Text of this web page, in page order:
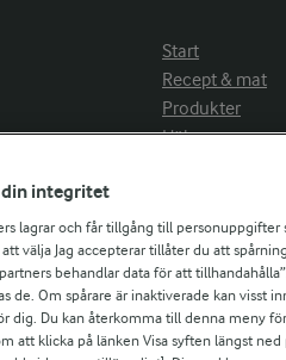
Start
Recept & mat
Produkter
Hälsa
Aktuellt
Om Arla
Nyheter & press
Jobb & karriär
Kontakta oss
integritet
lagrar och får tillgång till
välja Jag accepterar tillåter du att
behandlar data för att
de. Om spårare är inaktiverade kan visst
dig. Du kan återkomma till denna meny
att klicka på länken Visa syften längst